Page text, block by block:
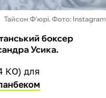
Тайсон Ф'юрі. Фото: Instagram
боксер
Усика.
КО) для